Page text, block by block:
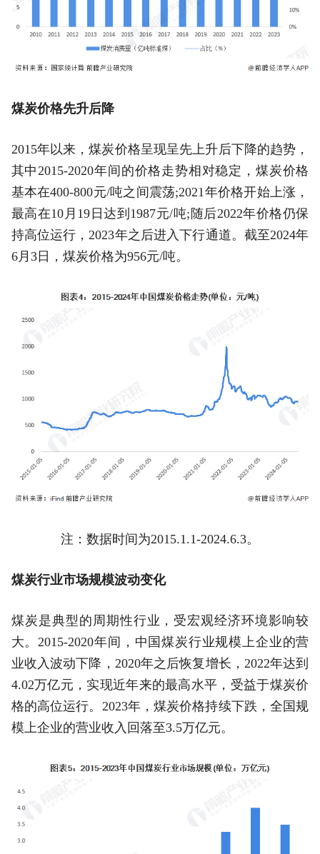
煤炭价格先升后降
2015年以来，煤炭价格呈现呈先上升后下降的趋势，
其中2015-2020年间的价格走势相对稳定，煤炭价格
基本在400-800元/吨之间震荡;2021年价格开始上涨，
最高在10月19日达到1987元/吨;随后2022年价格仍保
持高位运行，2023年之后进入下行通道。截至2024年
6月3日，煤炭价格为956元/吨。
注：数据时间为2015.1.1-2024.6.3。
煤炭行业市场规模波动变化
煤炭是典型的周期性行业，受宏观经济环境影响较
大。2015-2020年间，中国煤炭行业规模上企业的营
业收入波动下降，2020年之后恢复增长，2022年达到
4.02万亿元，实现近年来的最高水平，受益于煤炭价
格的高位运行。2023年，煤炭价格持续下跌，全国规
模上企业的营业收入回落至3.5万亿元。